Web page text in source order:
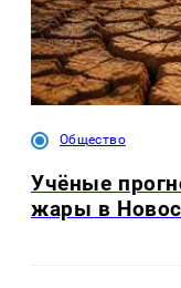
Общество
Учёные
жары в